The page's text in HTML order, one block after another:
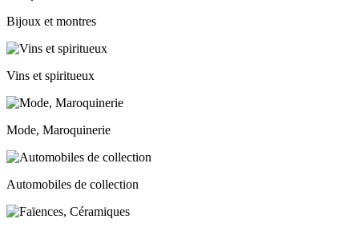
Bijoux et montres
Vins et spiritueux
Mode, Maroquinerie
Automobiles de collection